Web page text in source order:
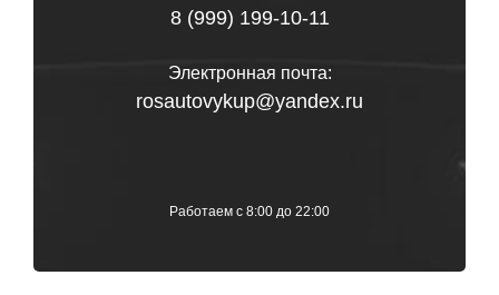
8 (999) 199-10-11
Электронная почта:
rosautovykup@yandex.ru
Работаем с 8:00 до 22:00